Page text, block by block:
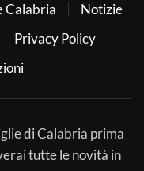
Calabria
Notizie
Privacy Policy
di Calabria prima
tutte le novità in